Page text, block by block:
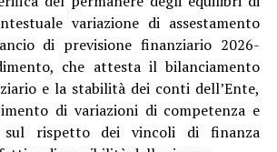
del territorio.
variazione di assestamento
di previsione finanziario 2026-
che attesta il bilanciamento
e la stabilità dei conti dell’Ente,
di variazioni di competenza e
sul rispetto dei vincoli di finanza